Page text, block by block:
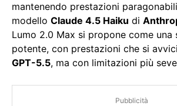
mantenendo prestazioni
modello Claude 4.5 Haiku di
Lumo 2.0 Max si propone come una
potente, con prestazioni che si
GPT-5.5, ma con limitazioni più
Pubblicità